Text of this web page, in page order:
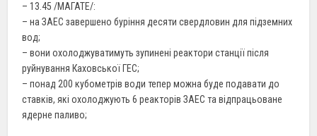
– 13.45 /МАГАТЕ/:
– на ЗАЕС завершено буріння десяти свердловин для підземних
вод;
– вони охолоджуватимуть зупинені реактори станції після
руйнування Каховської ГЕС;
– понад 200 кубометрів води тепер можна буде подавати до
ставків, які охолоджують 6 реакторів ЗАЕС та відпрацьоване
ядерне паливо;